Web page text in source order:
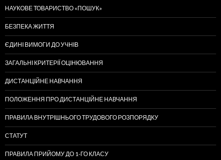
НАУКОВЕ ТОВАРИСТВО «ПОШУК»
БЕЗПЕКА ЖИТТЯ
ЄДИНІ ВИМОГИ ДО УЧНІВ
ЗАГАЛЬНІ КРИТЕРІЇ ОЦІНЮВАННЯ
ДИСТАНЦІЙНЕ НАВЧАННЯ
ПОЛОЖЕННЯ ПРО ДИСТАНЦІЙНЕ НАВЧАННЯ
ПРАВИЛА ВНУТРІШНЬОГО ТРУДОВОГО РОЗПОРЯДКУ
СТАТУТ
ПРАВИЛА ПРИЙОМУ ДО 1-ГО КЛАСУ